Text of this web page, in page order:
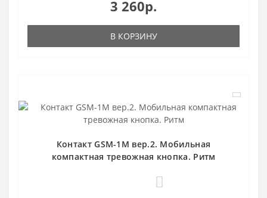
3 260р.
В КОРЗИНУ
Контакт GSM-1М вер.2. Мобильная
компактная тревожная кнопка. Ритм